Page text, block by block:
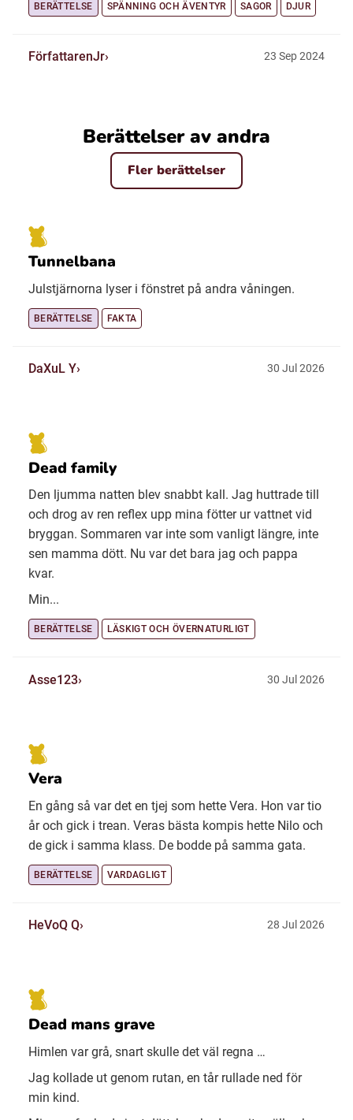
BERÄTTELSE SPÄNNING OCH ÄVENTYR SAGOR DJUR
FörfattarenJr 23 Sep 2024
Berättelser av andra
Fler berättelser
Tunnelbana
Julstjärnorna lyser i fönstret på andra våningen.
BERÄTTELSE FAKTA
DaXuL Y 30 Jul 2026
Dead family
Den ljumma natten blev snabbt kall. Jag huttrade till
och drog av ren reflex upp mina fötter ur vattnet vid
bryggan. Sommaren var inte som vanligt längre, inte
sen mamma dött. Nu var det bara jag och pappa
kvar.
Min...
BERÄTTELSE LÄSKIGT OCH ÖVERNATURLIGT
Asse123 30 Jul 2026
Vera
En gång så var det en tjej som hette Vera. Hon var tio
år och gick i trean. Veras bästa kompis hette Nilo och
de gick i samma klass. De bodde på samma gata.
BERÄTTELSE VARDAGLIGT
HeVoQ Q 28 Jul 2026
Dead mans grave
Himlen var grå, snart skulle det väl regna …
Jag kollade ut genom rutan, en tår rullade ned för
min kind.